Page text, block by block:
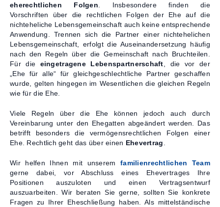
eherechtlichen Folgen . Insbesondere finden die
Vorschriften über die rechtlichen Folgen der Ehe auf die
nichteheliche Lebensgemeinschaft auch keine entsprechende
Anwendung. Trennen sich die Partner einer nichtehelichen
Lebensgemeinschaft, erfolgt die Auseinandersetzung häufig
nach den Regeln über die Gemeinschaft nach Bruchteilen.
Für die eingetragene Lebenspartnerschaft , die vor der
„Ehe für alle“ für gleichgeschlechtliche Partner geschaffen
wurde, gelten hingegen im Wesentlichen die gleichen Regeln
wie für die Ehe.
Viele Regeln über die Ehe können jedoch auch durch
Vereinbarung unter den Ehegatten abgeändert werden. Das
betrifft besonders die vermögensrechtlichen Folgen einer
Ehe. Rechtlich geht das über einen Ehevertrag
Wir helfen Ihnen mit unseremfamilienrechtlichen Team
gerne dabei, vor Abschluss eines Ehevertrages Ihre
Positionen auszuloten und einen Vertragsentwurf
auszuarbeiten. Wir beraten Sie gerne, sollten Sie konkrete
Fragen zu Ihrer Eheschließung haben. Als mittelständische